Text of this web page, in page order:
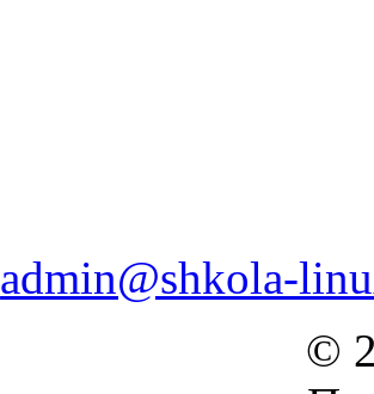
admin@shkola-
©